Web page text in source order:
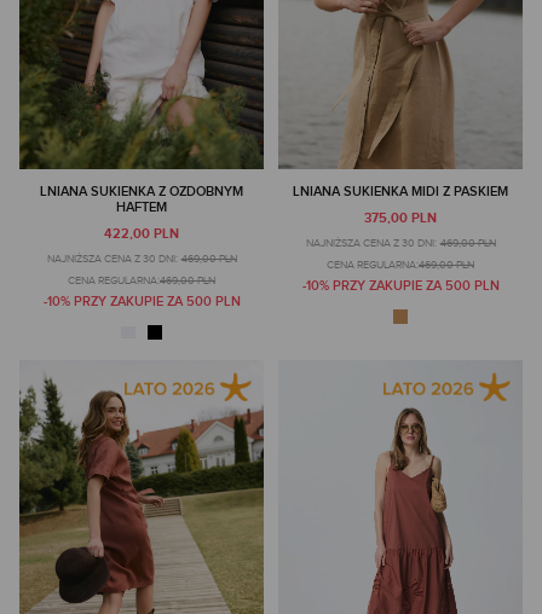
LNIANA SUKIENKA Z OZDOBNYM
HAFTEM
422,00 PLN
NAJNIŻSZA CENA Z 30 DNI: 469,00 PLN
CENA REGULARNA:469,00 PLN
-10% PRZY ZAKUPIE ZA 500 PLN
LNIANA SUKIENKA MIDI Z PASKIEM
375,00 PLN
NAJNIŻSZA CENA Z 30 DNI: 469,00 PLN
CENA REGULARNA:469,00 PLN
-10% PRZY ZAKUPIE ZA 500 PLN